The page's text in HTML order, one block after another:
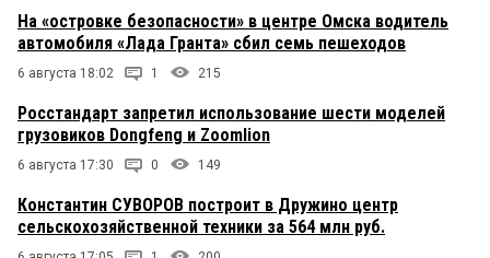
На «островке безопасности» в центре Омска водитель
автомобиля «Лада Гранта» сбил семь пешеходов
6 августа 18:02 1 215
Росстандарт запретил использование шести моделей
грузовиков Dongfeng и Zoomlion
6 августа 17:30 0 149
Константин СУВОРОВ построит в Дружино центр
сельскохозяйственной техники за 564 млн руб.